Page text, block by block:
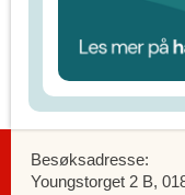
Besøksadresse:
Youngstorget 2 B,